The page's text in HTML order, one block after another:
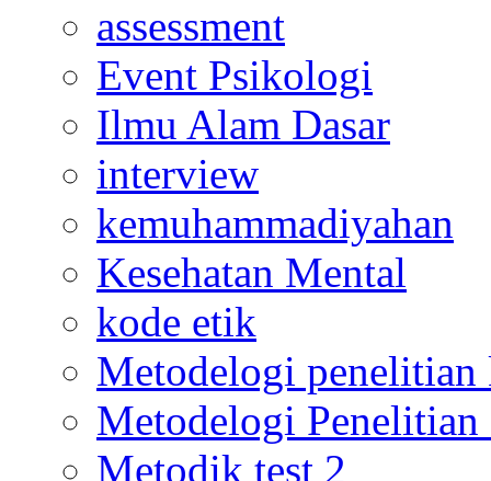
assessment
Event Psikologi
Ilmu Alam Dasar
interview
kemuhammadiyahan
Kesehatan Mental
kode etik
Metodelogi
Metodelogi
Metodik test 2